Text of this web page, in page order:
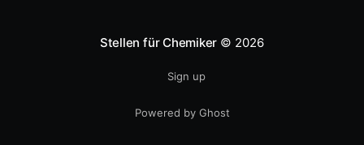
Stellen für Chemiker © 2026
Sign up
Powered by Ghost